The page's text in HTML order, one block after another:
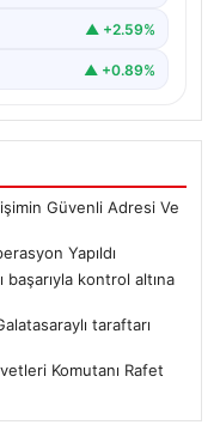
▲ +2.59%
▲ +0.89%
Güvenli Adresi Ve
Yapıldı
başarıyla kontrol altına
taraftarı
Komutanı Rafet